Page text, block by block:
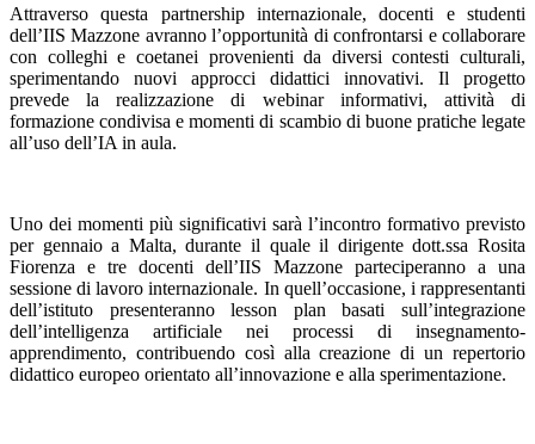
Attraverso questa partnership internazionale, docenti e studenti
dell’IIS Mazzone avranno l’opportunità di confrontarsi e collaborare
con colleghi e coetanei provenienti da diversi contesti culturali,
sperimentando nuovi approcci didattici innovativi. Il progetto
prevede la realizzazione di webinar informativi, attività di
formazione condivisa e momenti di scambio di buone pratiche legate
all’uso dell’IA in aula.
Uno dei momenti più significativi sarà l’incontro formativo previsto
per gennaio a Malta, durante il quale il dirigente dott.ssa Rosita
Fiorenza e tre docenti dell’IIS Mazzone parteciperanno a una
sessione di lavoro internazionale. In quell’occasione, i rappresentanti
dell’istituto presenteranno lesson plan basati sull’integrazione
dell’intelligenza artificiale nei processi di insegnamento-
apprendimento, contribuendo così alla creazione di un repertorio
didattico europeo orientato all’innovazione e alla sperimentazione.